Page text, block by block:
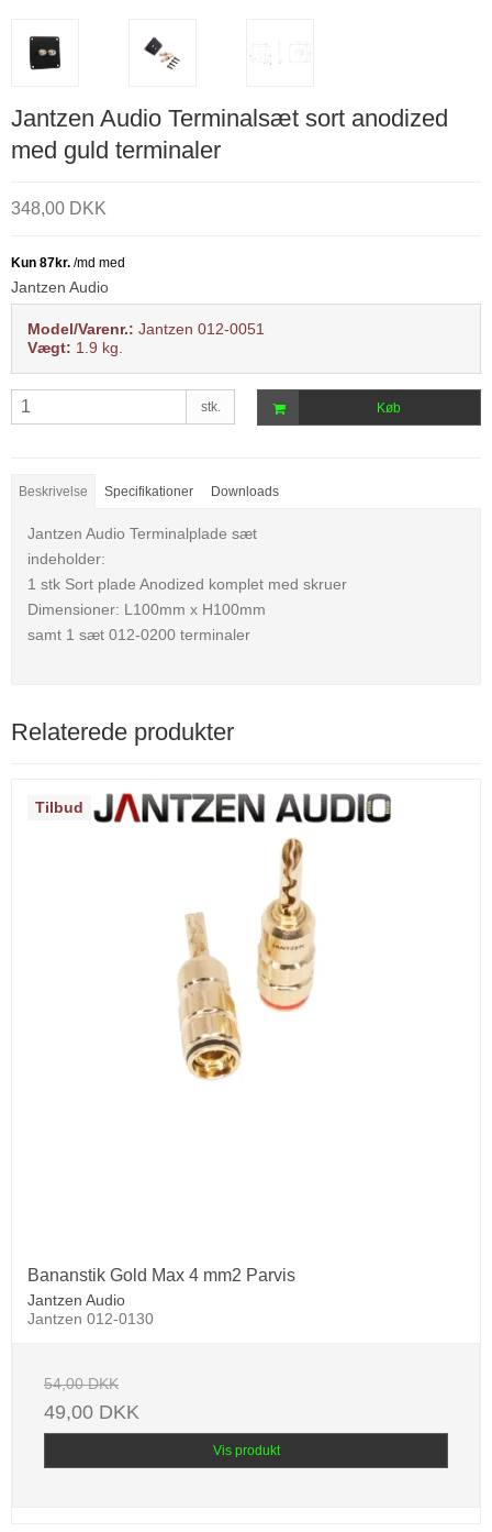
Jantzen Audio Terminalsæt sort anodized
med guld terminaler
348,00 DKK
Jantzen Audio
Model/Varenr.: Jantzen 012-0051
Vægt: 1.9 kg.
stk. Køb
Beskrivelse Specifikationer Downloads
Jantzen Audio Terminalplade sæt
indeholder:
1 stk Sort plade Anodized komplet med skruer
Dimensioner: L100mm x H100mm
samt 1 sæt 012-0200 terminaler
Relaterede produkter
Tilbud
Bananstik Gold Max 4 mm2 Parvis
Jantzen Audio
Jantzen 012-0130
54,00 DKK
49,00 DKK
Vis produkt